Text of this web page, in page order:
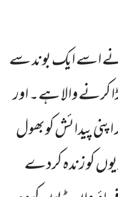
نے اسے ایک بوند سے
کرنے والا ہے۔ اور
پیدائش کوبھول
کو زندہ کردے